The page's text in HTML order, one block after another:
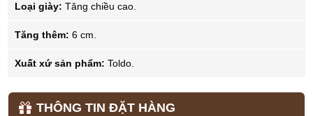
Loại giày: Tăng chiều cao.
Tăng thêm: 6 cm.
Xuất xứ sản phẩm: Toldo.
THÔNG TIN ĐẶT HÀNG